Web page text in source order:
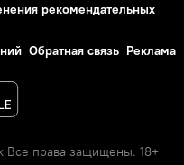
рекомендательных
Обратная связь Реклама
права защищены. 18+